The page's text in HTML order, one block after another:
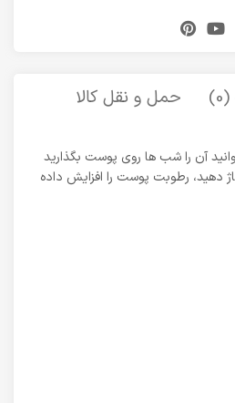
حمل و نقل کالا
آن را شب ها روی پوست بگذارید
دهید، رطوبت پوست را افزایش داده